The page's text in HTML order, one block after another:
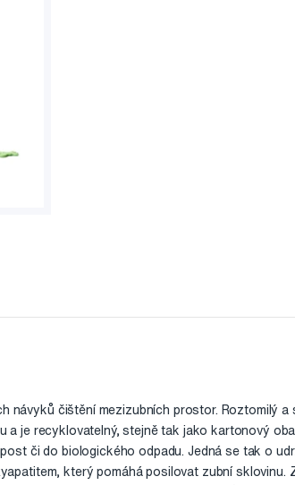
návyků čištění mezizubních prostor. Roztomilý a
je recyklovatelný, stejně tak jako kartonový
či do biologického odpadu. Jedná se tak o
který pomáhá posilovat zubní sklovinu.